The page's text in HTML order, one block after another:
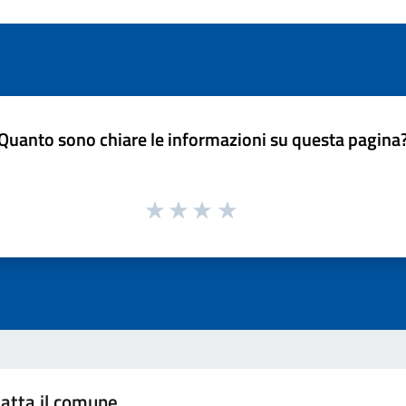
sono chiare le informazioni su questa